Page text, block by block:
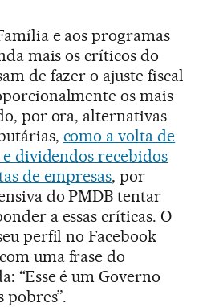
e aos programas
mais os críticos do
de fazer o ajuste fiscal
os mais
por ora, alternativas
como a volta de
dividendos recebidos
de empresas, por
do PMDB tentar
a essas críticas. O
perfil no Facebook
uma frase do
“Esse é um Governo
pobres”.